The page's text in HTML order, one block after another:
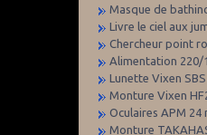
Masque de
Livre le ciel aux
Chercheur point
Alimentation 220/
Lunette Vixen
Monture Vixen
Oculaires APM 24
Monture